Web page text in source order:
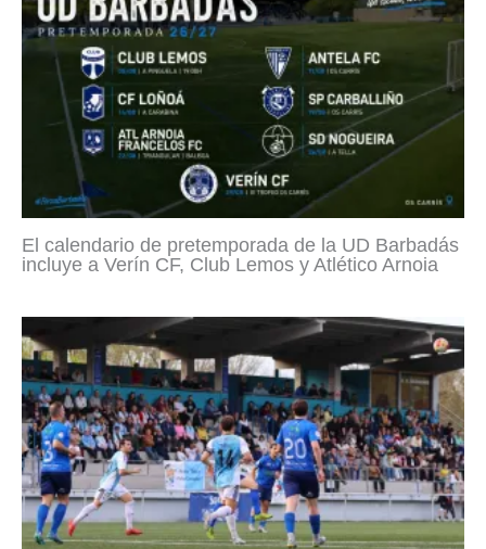
El calendario de pretemporada de la UD Barbadás
incluye a Verín CF, Club Lemos y Atlético Arnoia